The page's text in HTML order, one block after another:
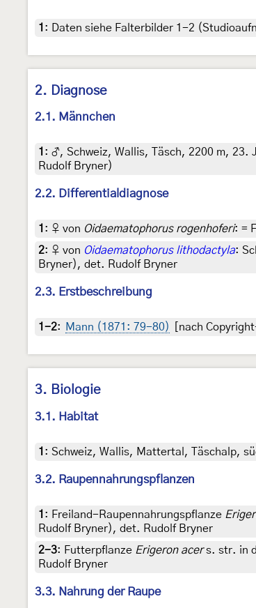
1 : Daten siehe Falterbilder 1-2
2. Diagnose
2.1. Männchen
1 : ♂, Schweiz, Wallis, Täsch, 2200 m, 23.
Rudolf Bryner)
2.2. Differentialdiagnose
1 : ♀ von Oidaematophorus rogenhoferi: =
2: ♀ von Oidaematophorus lithodactyla:
Bryner), det. Rudolf Bryner
2.3. Erstbeschreibung
1-2: Mann (1871: 79-80) [nach
3. Biologie
3.1. Habitat
1 : Schweiz, Wallis, Mattertal, Täschalp,
3.2. Raupennahrungspflanzen
1 : Freiland-Raupennahrungspflanze
Rudolf Bryner), det. Rudolf Bryner
2-3: Futterpflanze Erigeron acers. str. in
Rudolf Bryner
3.3. Nahrung der Raupe